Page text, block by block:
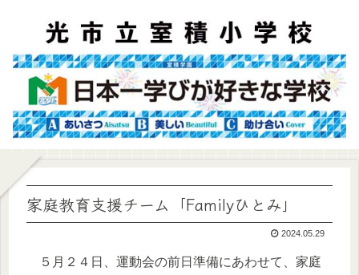
家庭教育支援チーム「Familyひとみ」
2024.05.29
５月２４日、運動会の前日準備にあわせて、家庭